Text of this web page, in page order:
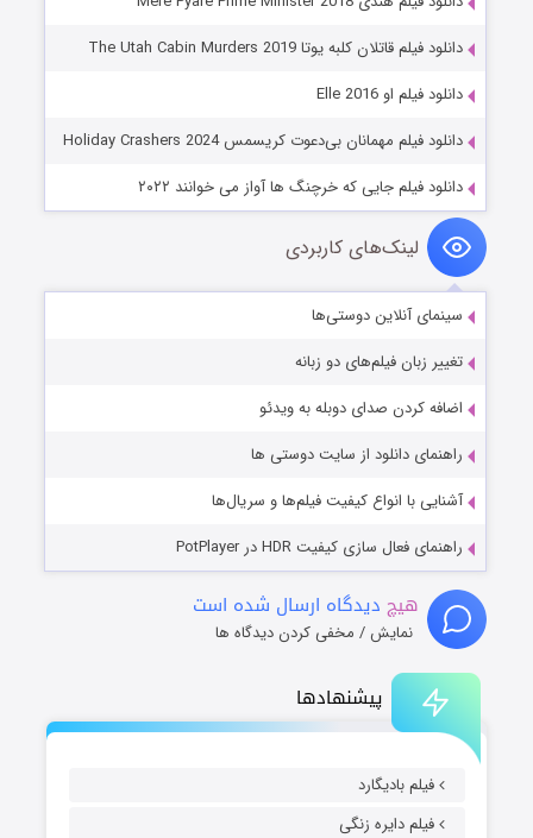
پیشنهادها
فیلم بادیگارد
فیلم دایره زنگی
دانلود فیلم قاتلان کلبه یوتا The Utah Cabin Murders 2019
دانلود فیلم او Elle 2016
دانلود فیلم مهمانان بی‌دعوت کریسمس Holiday Crashers 2024
دانلود فیلم جایی که خرچنگ ها آواز می خوانند ۲۰۲۲
لینک‌های کاربردی
سینمای آنلاین دوستی‌ها
تغییر زبان فیلم‌های دو زبانه
اضافه کردن صدای دوبله به ویدئو
راهنمای دانلود از سایت دوستی ها
آشنایی با انواع کیفیت فیلم‌ها و سریال‌ها
راهنمای فعال سازی کیفیت HDR در PotPlayer
هیچ دیدگاه ارسال شده است
نمایش / مخفی کردن دیدگاه ها